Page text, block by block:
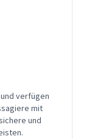
verfügen
mit
und